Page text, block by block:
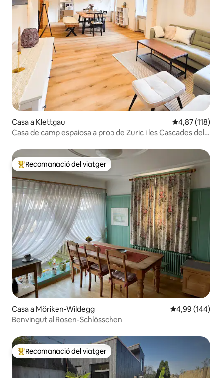
Casa a Klettgau 4,87 de
4,87 (118)
Casa de camp espaiosa a prop de Zuric i les Cascades del
Principals recomanacions dels viatgers
Recomanació del viatger
Casa a Möriken-Wildegg 4,99 de
4,99 (144)
Benvingut al Rosen-Schlösschen
Principals recomanacions dels viatgers
Recomanació del viatger